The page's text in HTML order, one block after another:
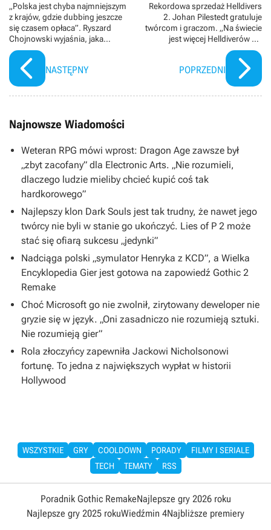
„Polska jest chyba najmniejszym
z krajów, gdzie dubbing jeszcze
się czasem opłaca”. Ryszard
Chojnowski wyjaśnia, jaka
przyszłość czeka polskie wersje
gier
NASTĘPNY
Rekordowa sprzedaż Helldivers
2. Johan Pilestedt gratuluje
twórcom i graczom. „Na świecie
jest więcej Helldiverów niż
Szwedów”
POPRZEDNI
Najnowsze Wiadomości
Weteran RPG mówi wprost: Dragon Age zawsze był
„zbyt zacofany” dla Electronic Arts. „Nie rozumieli,
dlaczego ludzie mieliby chcieć kupić coś tak
hardkorowego”
Najlepszy klon Dark Souls jest tak trudny, że nawet jego
twórcy nie byli w stanie go ukończyć. Lies of P 2 może
stać się ofiarą sukcesu „jedynki”
Nadciąga polski „symulator Henryka z KCD”, a Wielka
Encyklopedia Gier jest gotowa na zapowiedź Gothic 2
Remake
Choć Microsoft go nie zwolnił, zirytowany deweloper nie
gryzie się w język. „Oni zasadniczo nie rozumieją sztuki.
Nie rozumieją gier”
Rola złoczyńcy zapewniła Jackowi Nicholsonowi
fortunę. To jedna z największych wypłat w historii
Hollywood
WSZYSTKIE GRY COOLDOWN PORADY
FILMY I SERIALE
TECH
TEMATY RSS
Poradnik Gothic RemakeNajlepsze gry 2026 roku
Najlepsze gry 2025 rokuWiedźmin 4Najbliższe premiery